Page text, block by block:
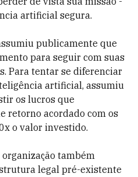
artificial segura.
publicamente que
para seguir com suas
Para tentar se diferenciar
artificial, assumiu
os lucros que
retorno acordado com os
o valor investido.
também
legal pré-existente